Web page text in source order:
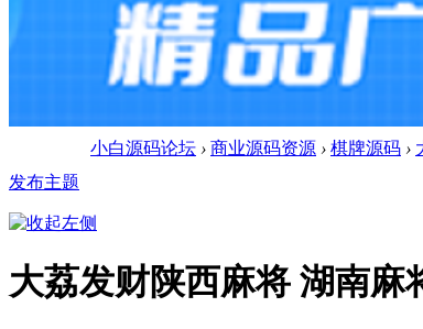
小白源码论坛 › 商业源码资源 › 棋牌源码 ›
发布主题
大荔发财陕西麻将 湖南